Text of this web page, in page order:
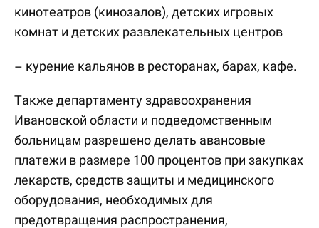
кинотеатров (кинозалов), детских игровых
комнат и детских развлекательных центров
– курение кальянов в ресторанах, барах, кафе.
Также департаменту здравоохранения
Ивановской области и подведомственным
больницам разрешено делать авансовые
платежи в размере 100 процентов при закупках
лекарств, средств защиты и медицинского
оборудования, необходимых для
предотвращения распространения,